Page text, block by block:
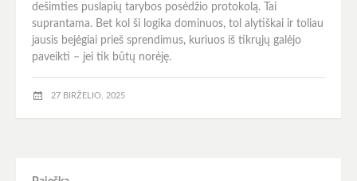
dešimties puslapių tarybos posėdžio protokolą. Tai
suprantama. Bet kol ši logika dominuos, tol alytiškai ir toliau
jausis bejėgiai prieš sprendimus, kuriuos iš tikrųjų galėjo
paveikti – jei tik būtų norėję.
27 BIRŽELIO, 2025